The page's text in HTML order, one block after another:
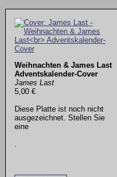
Weihnachten & James Last
Adventskalender-Cover
James Last
5,00 €
Diese Platte ist noch nicht
ausgezeichnet. Stellen Sie
eine
.